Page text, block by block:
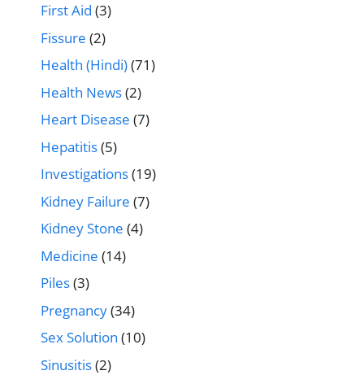
First Aid (3)
Fissure (2)
Health (Hindi)(71)
Health News(2)
Heart Disease (7)
Hepatitis(5)
Investigations(19)
Kidney Failure (7)
Kidney Stone (4)
Medicine (14)
Piles(3)
Pregnancy(34)
Sex Solution (10)
Sinusitis(2)